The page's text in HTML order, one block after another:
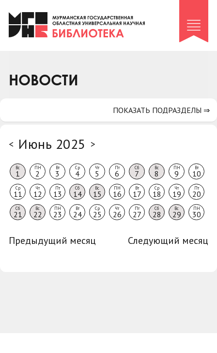
Клуб «Гиря и сельдерей»
Клуб «Семейный архив»
Коллегам
НОВОСТИ
< Июнь 2025 >
Вс
1
ПН
2
Вт
3
Ср
4
Чт
5
Пт
6
Сб
7
Вс
8
ПН
9
Вт
10
Ср
11
Чт
12
Пт
13
Сб
14
Вс
15
ПН
16
Вт
17
Ср
18
Чт
19
Пт
20
Сб
21
Вс
22
ПН
23
Вт
24
Ср
25
Чт
26
Пт
27
Сб
28
Вс
29
ПН
30
Предыдущий месяц Следующий месяц
ПОКАЗАТЬ ПОДРАЗДЕЛЫ ⇒